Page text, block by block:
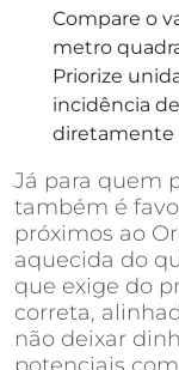
Compare o
metro
Priorize
incidência
diretamente
Já para quem
também é
próximos ao
aquecida do
que exige do
correta,
não deixar